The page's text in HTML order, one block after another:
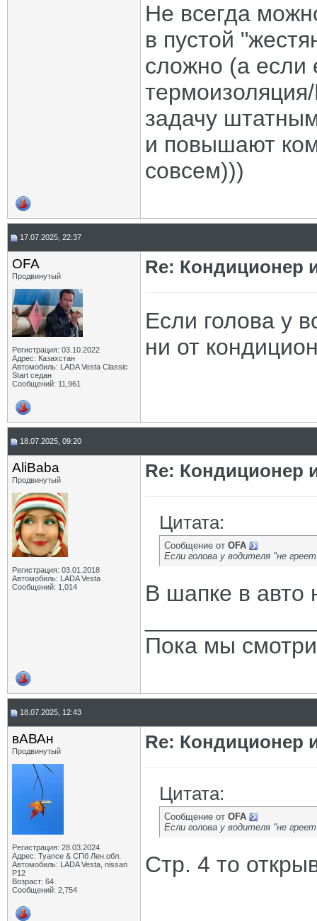
Не всегда
в пустой
сложно (а
задачу
и повышают
совсем)))
17.07.2025, 22:37
OFA
Продвинутый
Регистрация: 03.10.2022
Адрес: Казахстан
Автомобиль: LADA Vesta Classic
Start седан
Сообщений: 11,961
Re: Кондиционер
Если голова у
ни от
18.07.2025, 09:20
AliBaba
Продвинутый
Регистрация: 03.01.2018
Автомобиль: LADA Vesta
Сообщений: 1,014
Re: Кондиционер
Цитата:
Сообщение от OFA
Если голова у водителя "не
В шапке в авто
Пока мы
18.07.2025, 12:43
вАВАн
Продвинутый
Регистрация: 28.03.2024
Адрес: Туапсе & СПб Лен.обл.
Автомобиль: LADA Vesta, nissan
P12
Возраст: 64
Сообщений: 2,754
Re: Кондиционер
Цитата:
Сообщение от OFA
Если голова у водителя "не
Стр. 4 то